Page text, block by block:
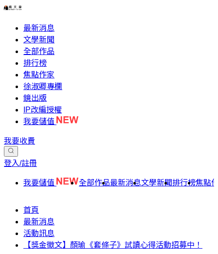
最新消息
文學新聞
全部作品
排行榜
焦點作家
徐淑卿專欄
鏡出版
IP改編授權
我要儲值
我要收費
登入/註冊
我要儲值 全部作品最新消息文學新聞排行榜焦點
首頁
最新消息
活動訊息
【獎金徵文】顏瑜《套條子》試讀心得活動招募中！